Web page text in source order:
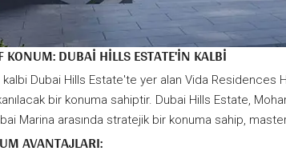
DUBAI HILLS ESTATE'IN KALBI
Dubai Hills Estate'te yer alan Vida Residences
bir konuma sahiptir. Dubai Hills Estate,
Marina arasında stratejik bir konuma sahip,
AVANTAJLARI: